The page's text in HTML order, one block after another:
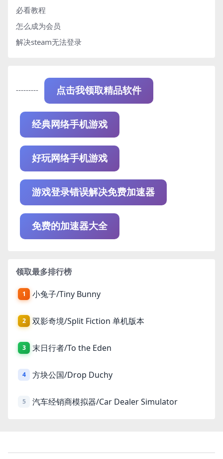
必看教程
怎么成为会员
解决steam无法登录
--------- 点击我领取精品软件
经典网络手机游戏
好玩网络手机游戏
游戏登录错误解决免费加速器
免费的加速器大全
领取最多排行榜
1 小兔子/Tiny Bunny
2 双影奇境/Split Fiction 单机版本
3 末日行者/To the Eden
4 方块公国/Drop Duchy
5 汽车经销商模拟器/Car Dealer Simulator